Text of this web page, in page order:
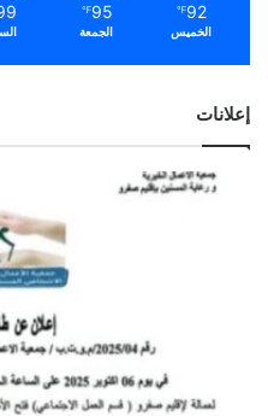
92
℉
الخميس
95
℉
الجمعة
إعلانات